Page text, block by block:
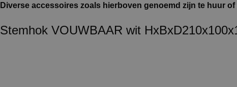
Diverse accessoires zoals hierboven genoemd zijn te huur
Stemhok VOUWBAAR wit